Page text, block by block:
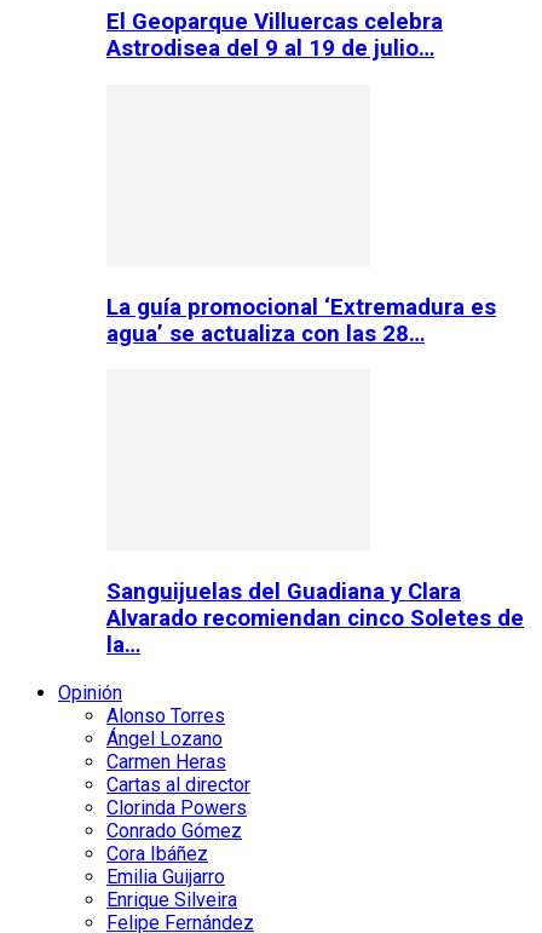
El Geoparque Villuercas celebra
Astrodisea del 9 al 19 de julio…
La guía promocional ‘Extremadura es
agua’ se actualiza con las 28…
Sanguijuelas del Guadiana y Clara
Alvarado recomiendan cinco Soletes de
la…
Opinión
Alonso Torres
Ángel Lozano
Carmen Heras
Cartas al director
Clorinda Powers
Conrado Gómez
Cora Ibáñez
Emilia Guijarro
Enrique Silveira
Felipe Fernández